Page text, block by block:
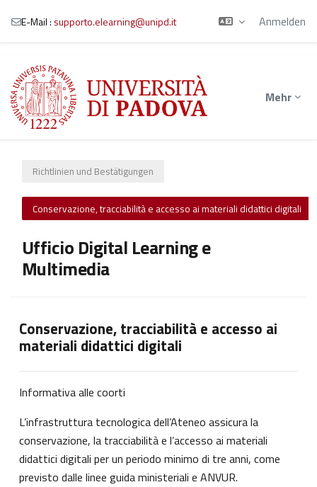
Zum Hauptinhalt
E-Mail : supporto.elearning@unipd.it Anmelden
Mehr
Richtlinien und Bestätigungen
Conservazione, tracciabilità e accesso ai materiali didattici digitali
Ufficio Digital Learning e
Multimedia
Conservazione, tracciabilità e accesso ai
materiali didattici digitali
Informativa alle coorti
L’infrastruttura tecnologica dell’Ateneo assicura la
conservazione, la tracciabilità e l’accesso ai materiali
didattici digitali per un periodo minimo di tre anni, come
previsto dalle linee guida ministeriali e ANVUR.